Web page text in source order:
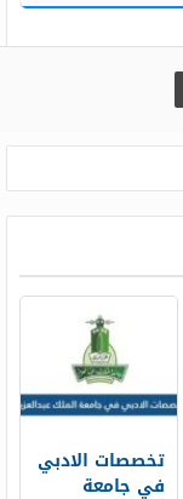
تخصصات الادبي
في جامعة